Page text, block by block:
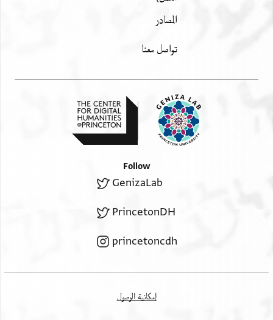
المصادر
تواصل معنا
Follow
GenizaLab
PrincetonDH
princetoncdh
إمكانية الوصول